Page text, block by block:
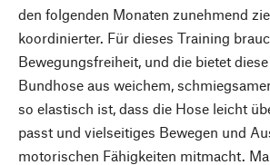
den folgenden Monaten zunehmend
koordinierter. Für dieses Training
Bewegungsfreiheit, und die bietet
Bundhose aus weichem,
so elastisch ist, dass die Hose leicht
passt und vielseitiges Bewegen und
motorischen Fähigkeiten mitmacht.